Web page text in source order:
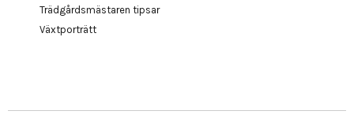
Trädgårdsmästaren tipsar
Växtporträtt